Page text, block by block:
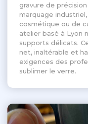
gravure de
marquage
cosmétique ou de
atelier basé à Lyon
supports délicats.
net, inaltérable et
exigences des
sublimer le verre.